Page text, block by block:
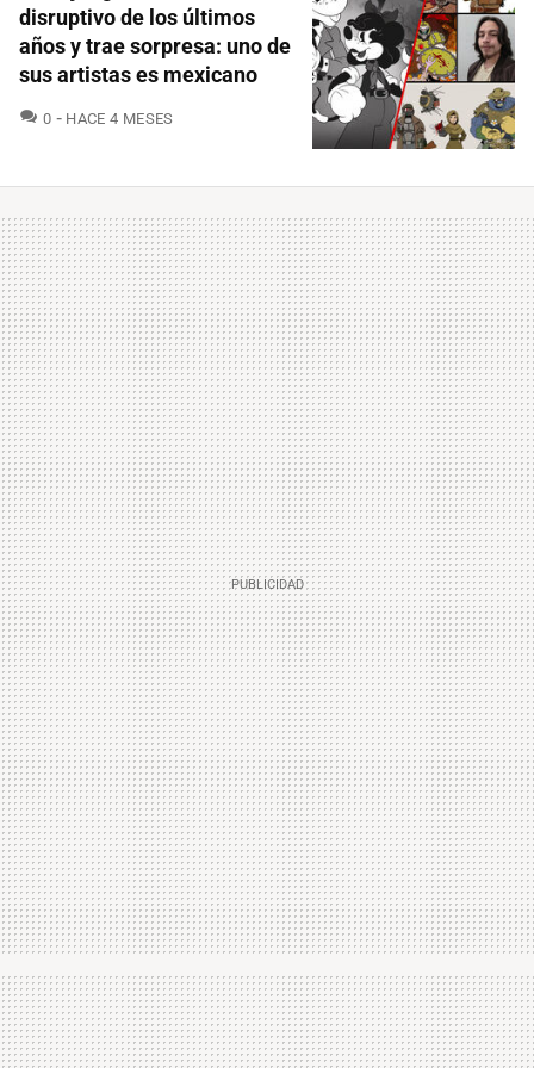
disruptivo de los últimos
años y trae sorpresa: uno de
sus artistas es mexicano
0 COMENTARIOS
HACE 4 MESES